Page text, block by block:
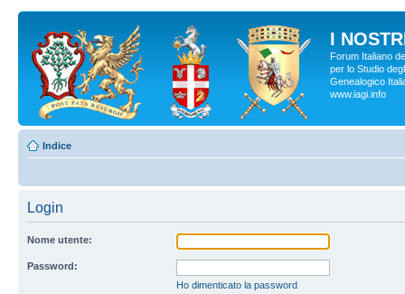
I
Forum Italiano
per lo Studio
Genealogico
www.iagi.info
Indice
Login
Nome utente:
Password:
Ho dimenticato la password